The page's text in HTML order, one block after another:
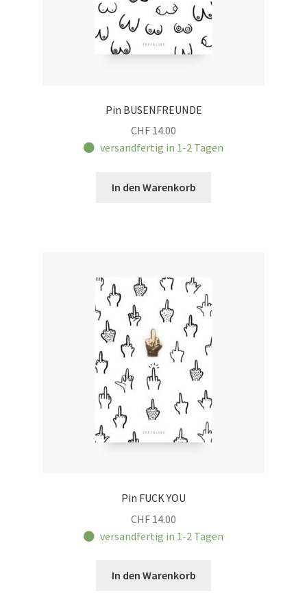
Pin BUSENFREUNDE
CHF 14.00
versandfertig in 1-2 Tagen
In den Warenkorb
Pin FUCK YOU
CHF 14.00
versandfertig in 1-2 Tagen
In den Warenkorb